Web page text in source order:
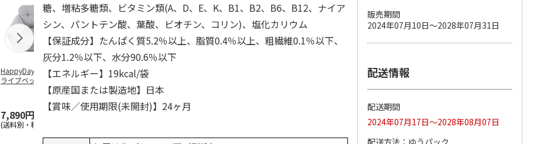
HappyDays 2wayド
ライブベッド グレ
7,890円
(送料別・税込)
獣医師開発 ニオイ
をとる砂専用 猫ト
イレ ナチュラルグ
1,550円
ンド 4L
1,320円
ペット線香 虹のか
なた フルーティフ
ローラルの香り
590円
(送料別・税込)
えBOX とりささ…
380円
(送料別・税込)
糖、増粘多糖類、ビタミン類(A、D、E、K、B1、B2、B6、B12、ナイア
シン、パントテン酸、葉酸、ビオチン、コリン)、塩化カリウム
【保証成分】たんぱく質5.2％以上、脂質0.4％以上、粗繊維0.1％以下、
灰分1.2％以下、水分90.6％以下
【エネルギー】19kcal/袋
【原産国または製造地】日本
【賞味／使用期限(未開封)】24ヶ月
販売期間
2024年07月10日～2028年07月31日
配送情報
配送期間
2024年07月17日～2028年08月07日
配送方法
ゆうパック